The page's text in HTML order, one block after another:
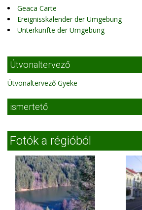
Geaca Carte
Ereignisskalender der Umgebung
Unterkünfte der Umgebung
Útvonaltervező
Útvonaltervező Gyeke
ismertető
Fotók a régióból